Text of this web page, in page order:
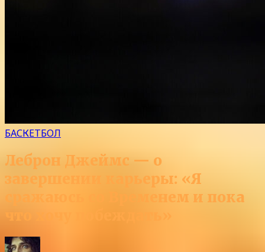
БАСКЕТБОЛ
Леброн Джеймс — о
завершении карьеры: «Я
сражаюсь со Временем и пока